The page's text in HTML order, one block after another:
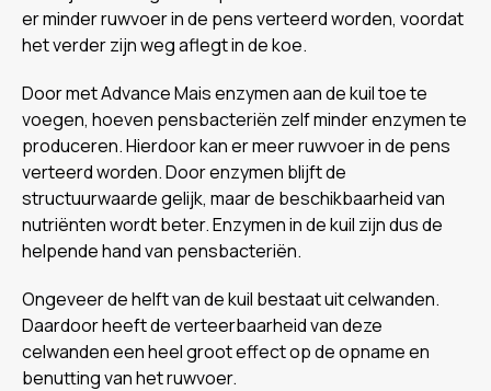
er minder ruwvoer in de pens verteerd worden, voordat
het verder zijn weg aflegt in de koe.
Door met Advance Mais enzymen aan de kuil toe te
voegen, hoeven pensbacteriën zelf minder enzymen te
produceren. Hierdoor kan er meer ruwvoer in de pens
verteerd worden. Door enzymen blijft de
structuurwaarde gelijk, maar de beschikbaarheid van
nutriënten wordt beter. Enzymen in de kuil zijn dus de
helpende hand van pensbacteriën.
Ongeveer de helft van de kuil bestaat uit celwanden.
Daardoor heeft de verteerbaarheid van deze
celwanden een heel groot effect op de opname en
benutting van het ruwvoer.